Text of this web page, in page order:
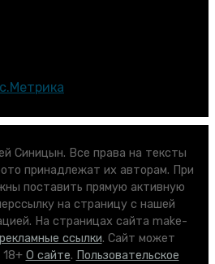
Синицын. Все права на тексты
принадлежат их авторам. При
поставить прямую активную
на страницу с нашей
На страницах сайта make-
рекламные ссылки. Сайт может
О сайте. Пользовательское